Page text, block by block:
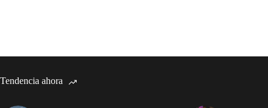
Tendencia ahora